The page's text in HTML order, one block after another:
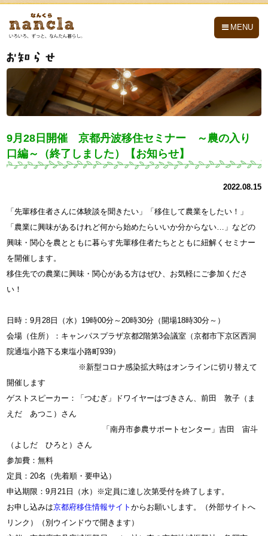
MENU
9月28日開催 京都丹波移住セミナー ～農の入り
口編～（終了しました）【お知らせ】
2022.08.15
「先輩移住者さんに体験談を聞きたい」「移住して農業をしたい！」
「農業に興味があるけれど何から始めたらいいか分からない…」などの
興味・関心を農とともに暮らす先輩移住者たちとともに紐解くセミナー
を開催します。
移住先での農業に興味・関心がある方はぜひ、お気軽にご参加くださ
い！
日時：9月28日（水）19時00分～20時30分（開場18時30分～）
会場（住所）：キャンパスプラザ京都2階第3会議室（京都市下京区西洞
院通塩小路下る東塩小路町939）
※新型コロナ感染拡大時はオンラインに切り替えて
開催します
ゲストスピーカー：「つむぎ」ドワイヤーはづきさん、前田 敦子（ま
えだ あつこ）さん
「南丹市参農サポートセンター」吉田 宙斗
（よしだ ひろと）さん
参加費：無料
定員：20名（先着順・要申込）
申込期限：9月21日（水）※定員に達し次第受付を終了します。
お申し込みは京都府移住情報サイトからお願いします。（外部サイトへ
リンク）（別ウインドウで開きます）